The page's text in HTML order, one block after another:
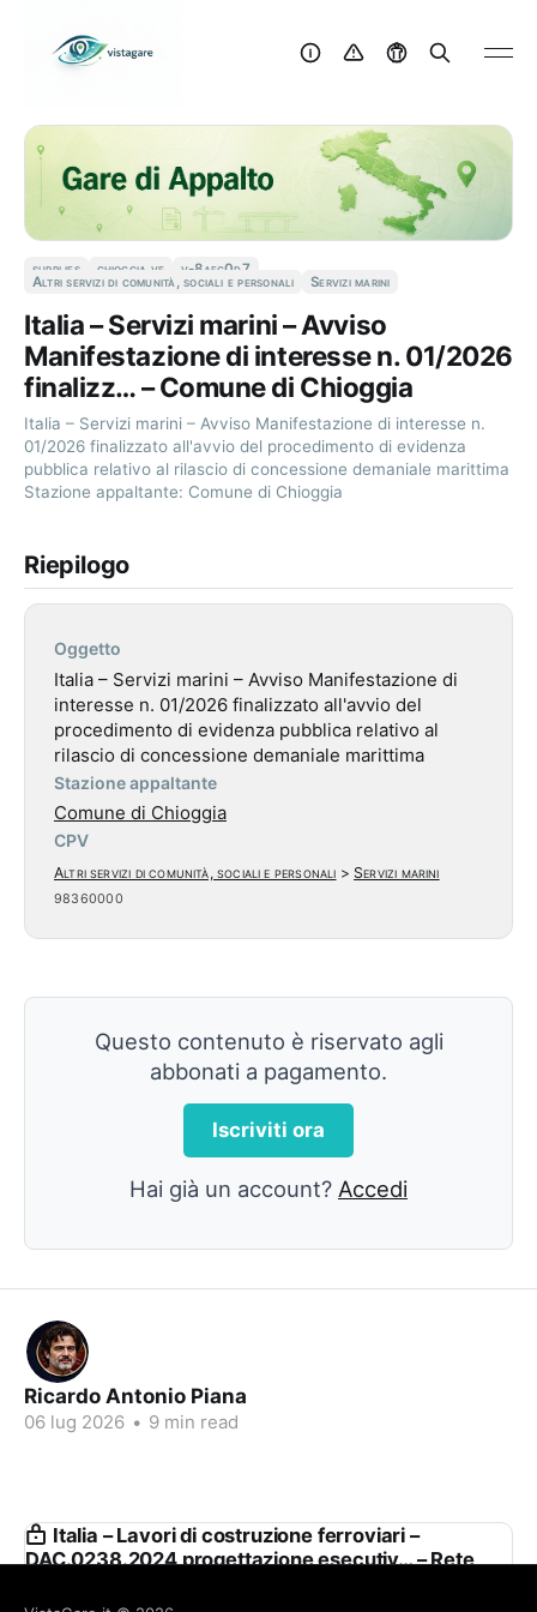
supplies chioggia ve v-8aec0d7
Altri servizi di comunità, sociali e personali Servizi marini
Italia – Servizi marini – Avviso
Manifestazione di interesse n. 01/2026
finalizz… – Comune di Chioggia
Italia – Servizi marini – Avviso Manifestazione di interesse n.
01/2026 finalizzato all'avvio del procedimento di evidenza
pubblica relativo al rilascio di concessione demaniale marittima
Stazione appaltante: Comune di Chioggia
Riepilogo
Oggetto
Italia – Servizi marini – Avviso Manifestazione di
interesse n. 01/2026 finalizzato all'avvio del
procedimento di evidenza pubblica relativo al
rilascio di concessione demaniale marittima
Stazione appaltante
Comune di Chioggia
CPV
Altri servizi di comunità, sociali e personali > Servizi marini
98360000
Questo contenuto è riservato agli
abbonati a pagamento.
Iscriviti ora
Hai già un account? Accedi
Ricardo Antonio Piana
06 lug 2026 • 9 min read
Italia – Lavori di costruzione ferroviari –
DAC.0238.2024 progettazione esecutiv… – Rete